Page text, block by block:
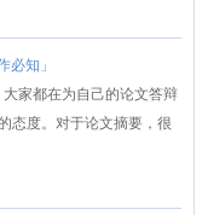
必知」
家都在为自己的论文答辩
态度。对于论文摘要，很